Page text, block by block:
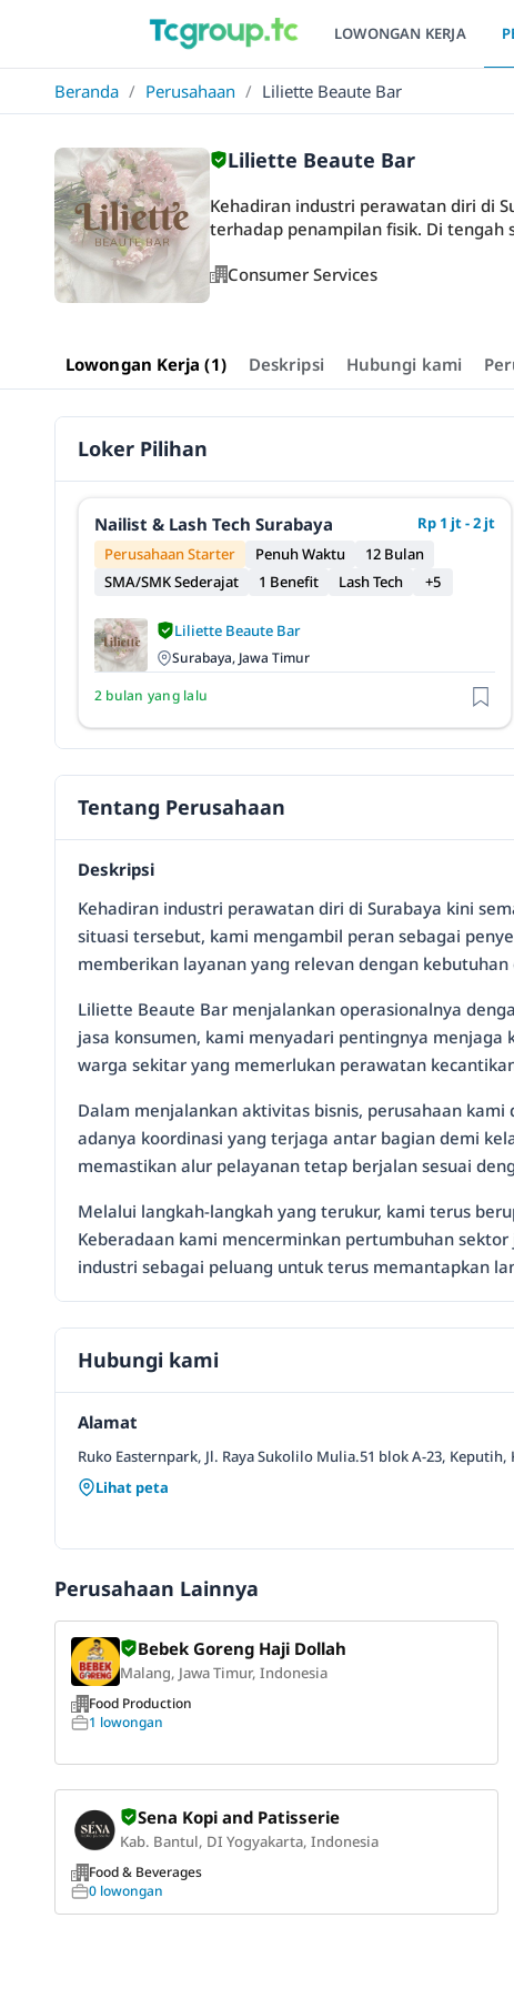
LOWONGAN KERJA
Beranda / Perusahaan / Liliette Beaute Bar
Liliette Beaute Bar
Kehadiran industri perawatan diri di
terhadap penampilan fisik. Di tengah
Consumer Services
Lowongan Kerja (1) Deskripsi Hubungi kami
Loker Pilihan
Nailist & Lash Tech Surabaya
Rp 1 jt - 2 jt
Perusahaan Starter
Penuh Waktu
12 Bulan
SMA/SMK Sederajat
1 Benefit Lash Tech +5
Liliette Beaute Bar
Surabaya, Jawa Timur
2 bulan yang lalu
Tentang Perusahaan
Deskripsi
Kehadiran industri perawatan diri di Surabaya kini
situasi tersebut, kami mengambil peran sebagai
memberikan layanan yang relevan dengan
Liliette Beaute Bar menjalankan operasionalnya
jasa konsumen, kami menyadari pentingnya menjaga
warga sekitar yang memerlukan perawatan
Dalam menjalankan aktivitas bisnis, perusahaan
adanya koordinasi yang terjaga antar bagian demi
memastikan alur pelayanan tetap berjalan sesuai
Melalui langkah-langkah yang terukur, kami terus
Keberadaan kami mencerminkan pertumbuhan
industri sebagai peluang untuk terus memantapkan
Hubungi kami
Alamat
Ruko Easternpark, Jl. Raya Sukolilo Mulia.51 blok A-23,
Lihat peta
Perusahaan Lainnya
Bebek Goreng Haji Dollah
Malang, Jawa Timur, Indonesia
Food Production
1 lowongan
Sena Kopi and Patisserie
Kab. Bantul, DI Yogyakarta, Indonesia
Food & Beverages
0 lowongan